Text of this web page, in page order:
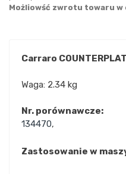
Możliowść zwrotu towaru w
Carraro
Waga: 2.34 kg
Nr. porównawcze:
134470,
Zastosowanie w